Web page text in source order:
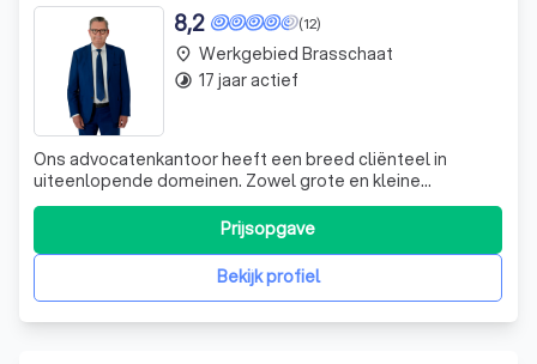
(12)
8,2
Ons advocatenkantoor heeft een breed cliënteel in
uiteenlopende domeinen. Zowel grote en kleine
ondernemingen als particulieren doen beroep op onze
diensten. Ook voor legal interim management zijn wij
inzetbaar. Door de jaren heen hebben onze vennoten en
medewerkers van ons advocatenkantoor in Antwe
Bekijk profiel
Prijsopgave
place Werkgebied Brasschaat
timelapse 17 jaar actief